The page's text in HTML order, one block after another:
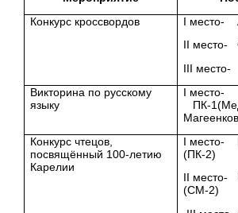
Конкурс кроссвордов
I место-
II место-
III
Викторина по русскому
языку
I место-
ПК-
Конкурс чтецов,
посвящённый 100-летию
Карелии
I место-
(ПК-2)
II место-
(СМ-2)